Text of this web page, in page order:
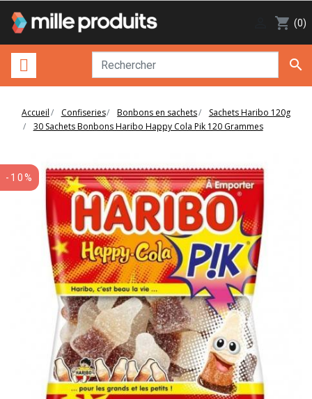
shopping_cart (0)

Accueil Confiseries Bonbons en sachets
Sachets Haribo 120g
30 Sachets Bonbons Haribo Happy Cola Pik 120 Grammes
-10%